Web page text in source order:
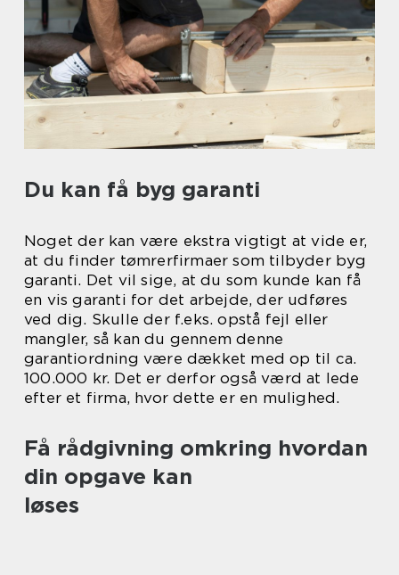
Du kan få byg garanti
Noget der kan være ekstra vigtigt at vide er,
at du finder tømrerfirmaer som tilbyder byg
garanti. Det vil sige, at du som kunde kan få
en vis garanti for det arbejde, der udføres
ved dig. Skulle der f.eks. opstå fejl eller
mangler, så kan du gennem denne
garantiordning være dækket med op til ca.
100.000 kr. Det er derfor også værd at lede
efter et firma, hvor dette er en mulighed.
Få rådgivning omkring hvordan
din opgave kan
løses